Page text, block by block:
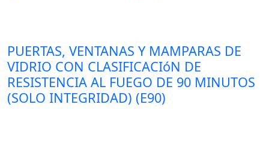
PUERTAS, VENTANAS Y MAMPARAS DE
VIDRIO CON CLASIFICACIóN DE
RESISTENCIA AL FUEGO DE 90 MINUTOS
(SOLO INTEGRIDAD) (E90)